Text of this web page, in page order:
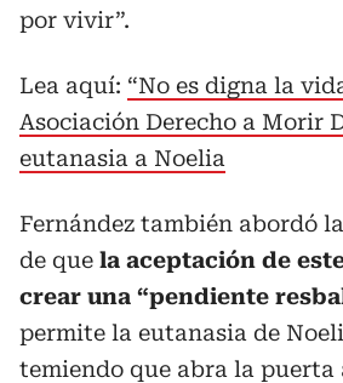
por vivir”.
Lea aquí: “No es digna la
Asociación Derecho a Morir
eutanasia a Noelia
Fernández también abordó
de que la aceptación de
crear una “pendiente
permite la eutanasia de
temiendo que abra la puerta